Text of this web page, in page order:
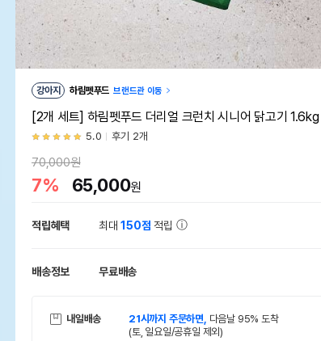
강아지 하림펫푸드 브랜드관 이동
[2개 세트] 하림펫푸드 더리얼 크런치 시니어 닭고기 1.6kg
5.0 후기 2개
70,000원
7% 65,000원
적립혜택 최대150점 적립
배송정보 무료배송
내일배송 21시까지 주문하면, 다음날 95% 도착
(토, 일요일/공휴일 제외)